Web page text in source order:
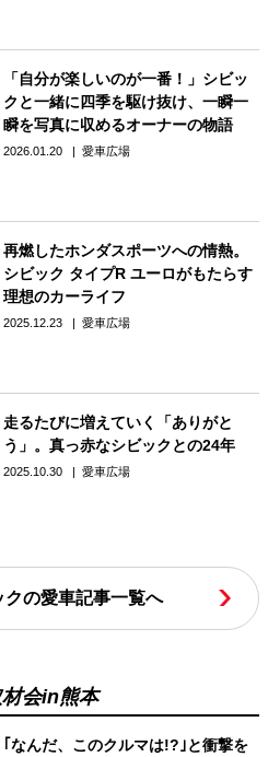
「自分が楽しいのが一番！」シビッ
クと一緒に四季を駆け抜け、一瞬一
瞬を写真に収めるオーナーの物語
2026.01.20 愛車広場
再燃したホンダスポーツへの情熱。
シビック タイプR ユーロがもたらす
理想のカーライフ
2025.12.23 愛車広場
走るたびに増えていく「ありがと
う」。真っ赤なシビックとの24年
2025.10.30 愛車広場
の愛車記事一覧へ
会in熊本
｢なんだ、このクルマは!?｣と衝撃を